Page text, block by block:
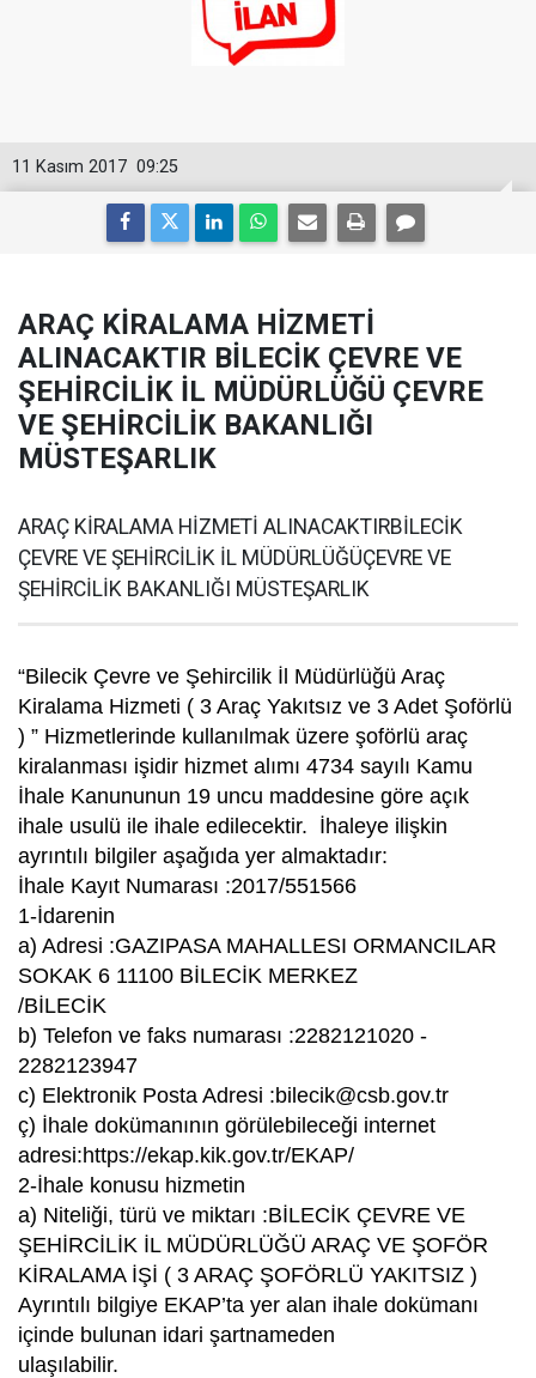
09:25
11 Kasım 2017
ARAÇ KİRALAMA HİZMETİ
ALINACAKTIR BİLECİK ÇEVRE VE
ŞEHİRCİLİK İL MÜDÜRLÜĞÜ ÇEVRE
VE ŞEHİRCİLİK BAKANLIĞI
MÜSTEŞARLIK
ARAÇ KİRALAMA HİZMETİ ALINACAKTIRBİLECİK
ÇEVRE VE ŞEHİRCİLİK İL MÜDÜRLÜĞÜÇEVRE VE
ŞEHİRCİLİK BAKANLIĞI MÜSTEŞARLIK
“Bilecik Çevre ve Şehircilik İl Müdürlüğü Araç
Kiralama Hizmeti ( 3 Araç Yakıtsız ve 3 Adet Şoförlü
) ” Hizmetlerinde kullanılmak üzere şoförlü araç
kiralanması işidir hizmet alımı 4734 sayılı Kamu
İhale Kanununun 19 uncu maddesine göre açık
ihale usulü ile ihale edilecektir. İhaleye ilişkin
ayrıntılı bilgiler aşağıda yer almaktadır:
İhale Kayıt Numarası :2017/551566
1-İdarenin
a) Adresi :GAZIPASA MAHALLESI ORMANCILAR
SOKAK 6 11100 BİLECİK MERKEZ
/BİLECİK
b) Telefon ve faks numarası :2282121020 -
2282123947
c) Elektronik Posta Adresi :bilecik@csb.gov.tr
ç) İhale dokümanının görülebileceği internet
adresi:https://ekap.kik.gov.tr/EKAP/
2-İhale konusu hizmetin
a) Niteliği, türü ve miktarı :BİLECİK ÇEVRE VE
ŞEHİRCİLİK İL MÜDÜRLÜĞÜ ARAÇ VE ŞOFÖR
KİRALAMA İŞİ ( 3 ARAÇ ŞOFÖRLÜ YAKITSIZ )
Ayrıntılı bilgiye EKAP’ta yer alan ihale dokümanı
içinde bulunan idari şartnameden
ulaşılabilir.